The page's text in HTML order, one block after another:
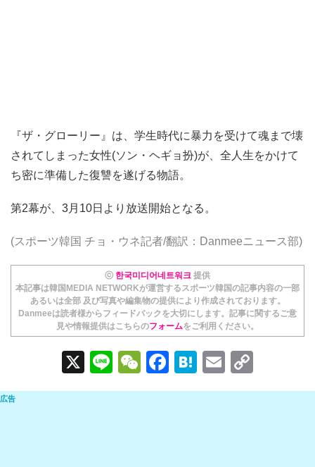
『ザ・グローリー』は、学生時代に暴力を受けて魂まで壊
されてしまった女性(ソン・ヘギョ扮)が、全人生をかけて
ち密に準備した復讐を遂げる物語。
第2幕が、3月10日より放送開始となる。
(スポーツ韓国 チョ・ウネ記者/翻訳：Danmeeニュース部)
ⓒ 한국미디어네트워크 提供
本記事は韓国MEDIA NETWORKが運営するスポーツ韓国の記事内容の一部
あるいは全部 及び写真や編集物の提供により作成されております。
Danmeeは読者様からフィードバックを大切にします。記事に関するご意
見や情報提供はこちらのフォームをご利用ください。
X
Li
n
W
e
F
a
H
at
E
m o